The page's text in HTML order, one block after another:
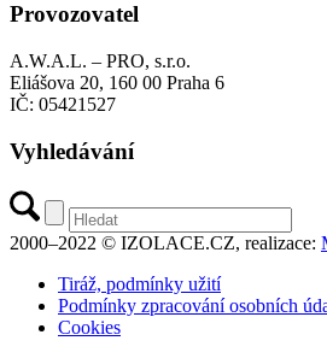
Provozovatel
A.W.A.L. – PRO, s.r.o.
Eliášova 20, 160 00 Praha 6
IČ: 05421527
Vyhledávání
2000–2022 © IZOLACE.CZ, realizace:
Tiráž, podmínky užití
Podmínky zpracování osobních
Cookies